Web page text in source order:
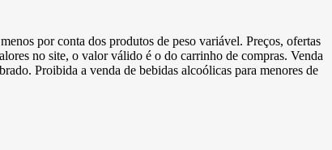
por conta dos produtos de peso variável. Preços, ofertas
no site, o valor válido é o do carrinho de compras. Venda
Proibida a venda de bebidas alcoólicas para menores de